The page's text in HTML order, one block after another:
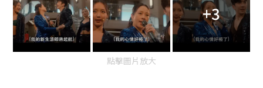
+3
點擊圖片放大